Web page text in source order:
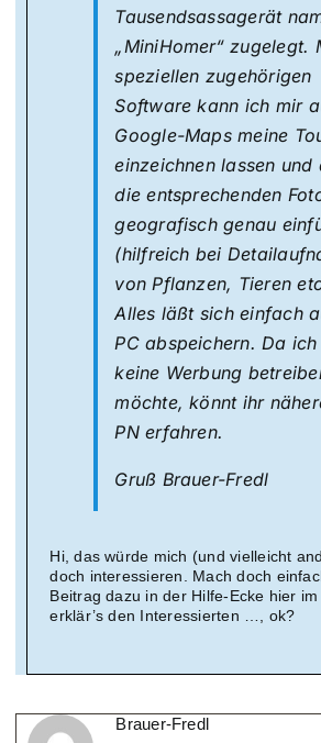
Tausendsassagerät
„MiniHomer“ zugelegt.
speziellen zugehörigen
Software kann ich mir
Google-Maps meine
einzeichnen lassen und
die entsprechenden
geografisch genau
(hilfreich bei
von Pflanzen, Tieren
Alles läßt sich einfach
PC abspeichern. Da
keine Werbung
möchte, könnt ihr
PN erfahren.
Gruß Brauer-Fredl
Hi, das würde mich (und vielleicht
doch interessieren. Mach doch
Beitrag dazu in der Hilfe-Ecke hier
erklär’s den Interessierten …, ok?
Brauer-Fredl